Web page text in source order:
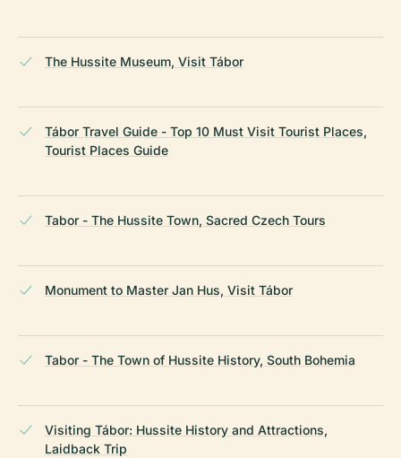
The Hussite Museum, Visit Tábor
Tábor Travel Guide - Top 10 Must Visit Tourist Places,
Tourist Places Guide
Tabor - The Hussite Town, Sacred Czech Tours
Monument to Master Jan Hus, Visit Tábor
Tabor - The Town of Hussite History, South Bohemia
Visiting Tábor: Hussite History and Attractions,
Laidback Trip